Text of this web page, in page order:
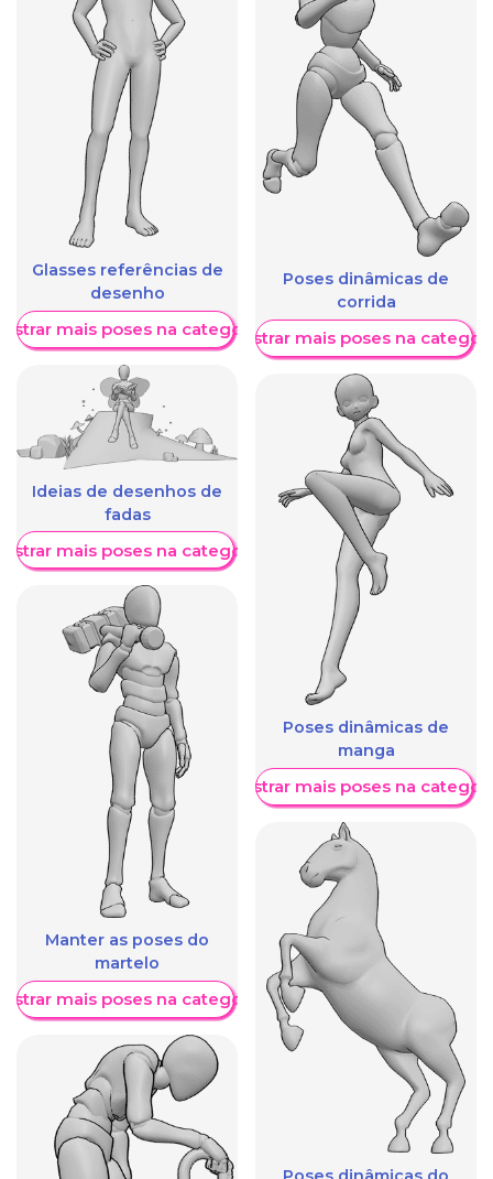
Glasses referências de
desenho
mais poses na categoria
Ideias de desenhos de
fadas
mais poses na categoria
Manter as poses do
martelo
mais poses na categoria
Poses dinâmicas de
corrida
Mostrar mais poses na
Poses dinâmicas de
manga
Mostrar mais poses na